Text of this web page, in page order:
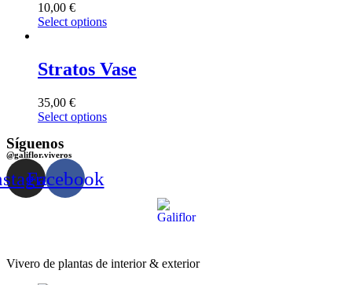
10,00 €
Select options
Stratos Vase
35,00 €
Select options
Síguenos
@galiflor.viveros
Facebook
Vivero de plantas de interior & exterior